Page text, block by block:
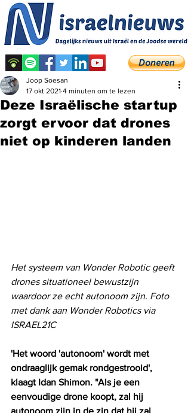
Deze Israëlische startup
zorgt ervoor dat drones
niet op kinderen landen
Joop Soesan
17 okt 2021 4 minuten om te lezen
Het systeem van Wonder Robotic geeft
drones situationeel bewustzijn
waardoor ze echt autonoom zijn. Foto
met dank aan Wonder Robotics via
ISRAEL21C
'Het woord 'autonoom' wordt met
ondraaglijk gemak rondgestrooid',
klaagt Idan Shimon. "Als je een
eenvoudige drone koopt, zal hij
autonoom zijn in de zin dat hij zal